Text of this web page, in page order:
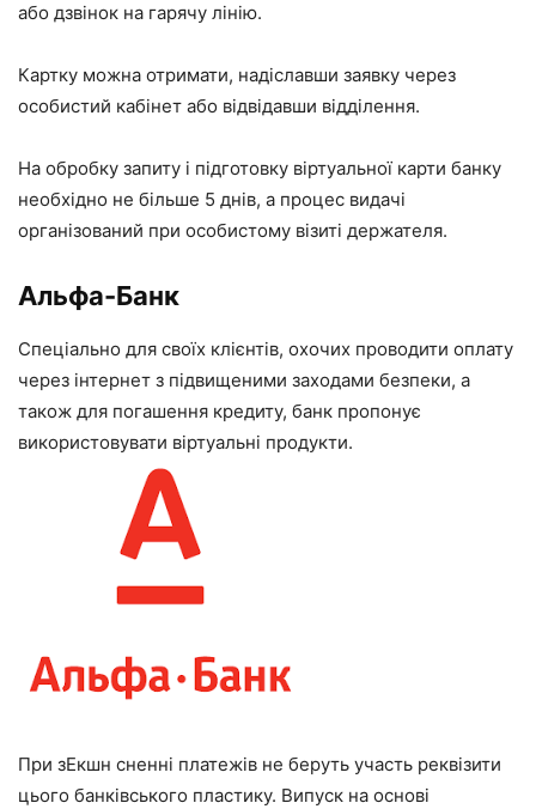
або дзвінок на гарячу лінію.
Картку можна отримати, надіславши заявку через
особистий кабінет або відвідавши відділення.
На обробку запиту і підготовку віртуальної карти банку
необхідно не більше 5 днів, а процес видачі
організований при особистому візиті держателя.
Альфа-Банк
Спеціально для своїх клієнтів, охочих проводити оплату
через інтернет з підвищеними заходами безпеки, а
також для погашення кредиту, банк пропонує
використовувати віртуальні продукти.
При зЕкшн сненні платежів не беруть участь реквізити
цього банківського пластику. Випуск на основі